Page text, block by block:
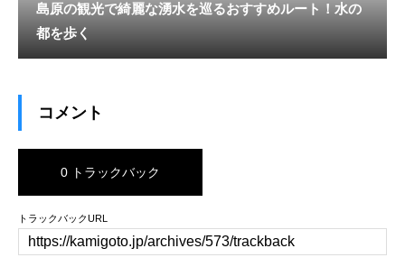
島原の観光で綺麗な湧水を巡るおすすめルート！水の
都を歩く
コメント
0 トラックバック
トラックバックURL